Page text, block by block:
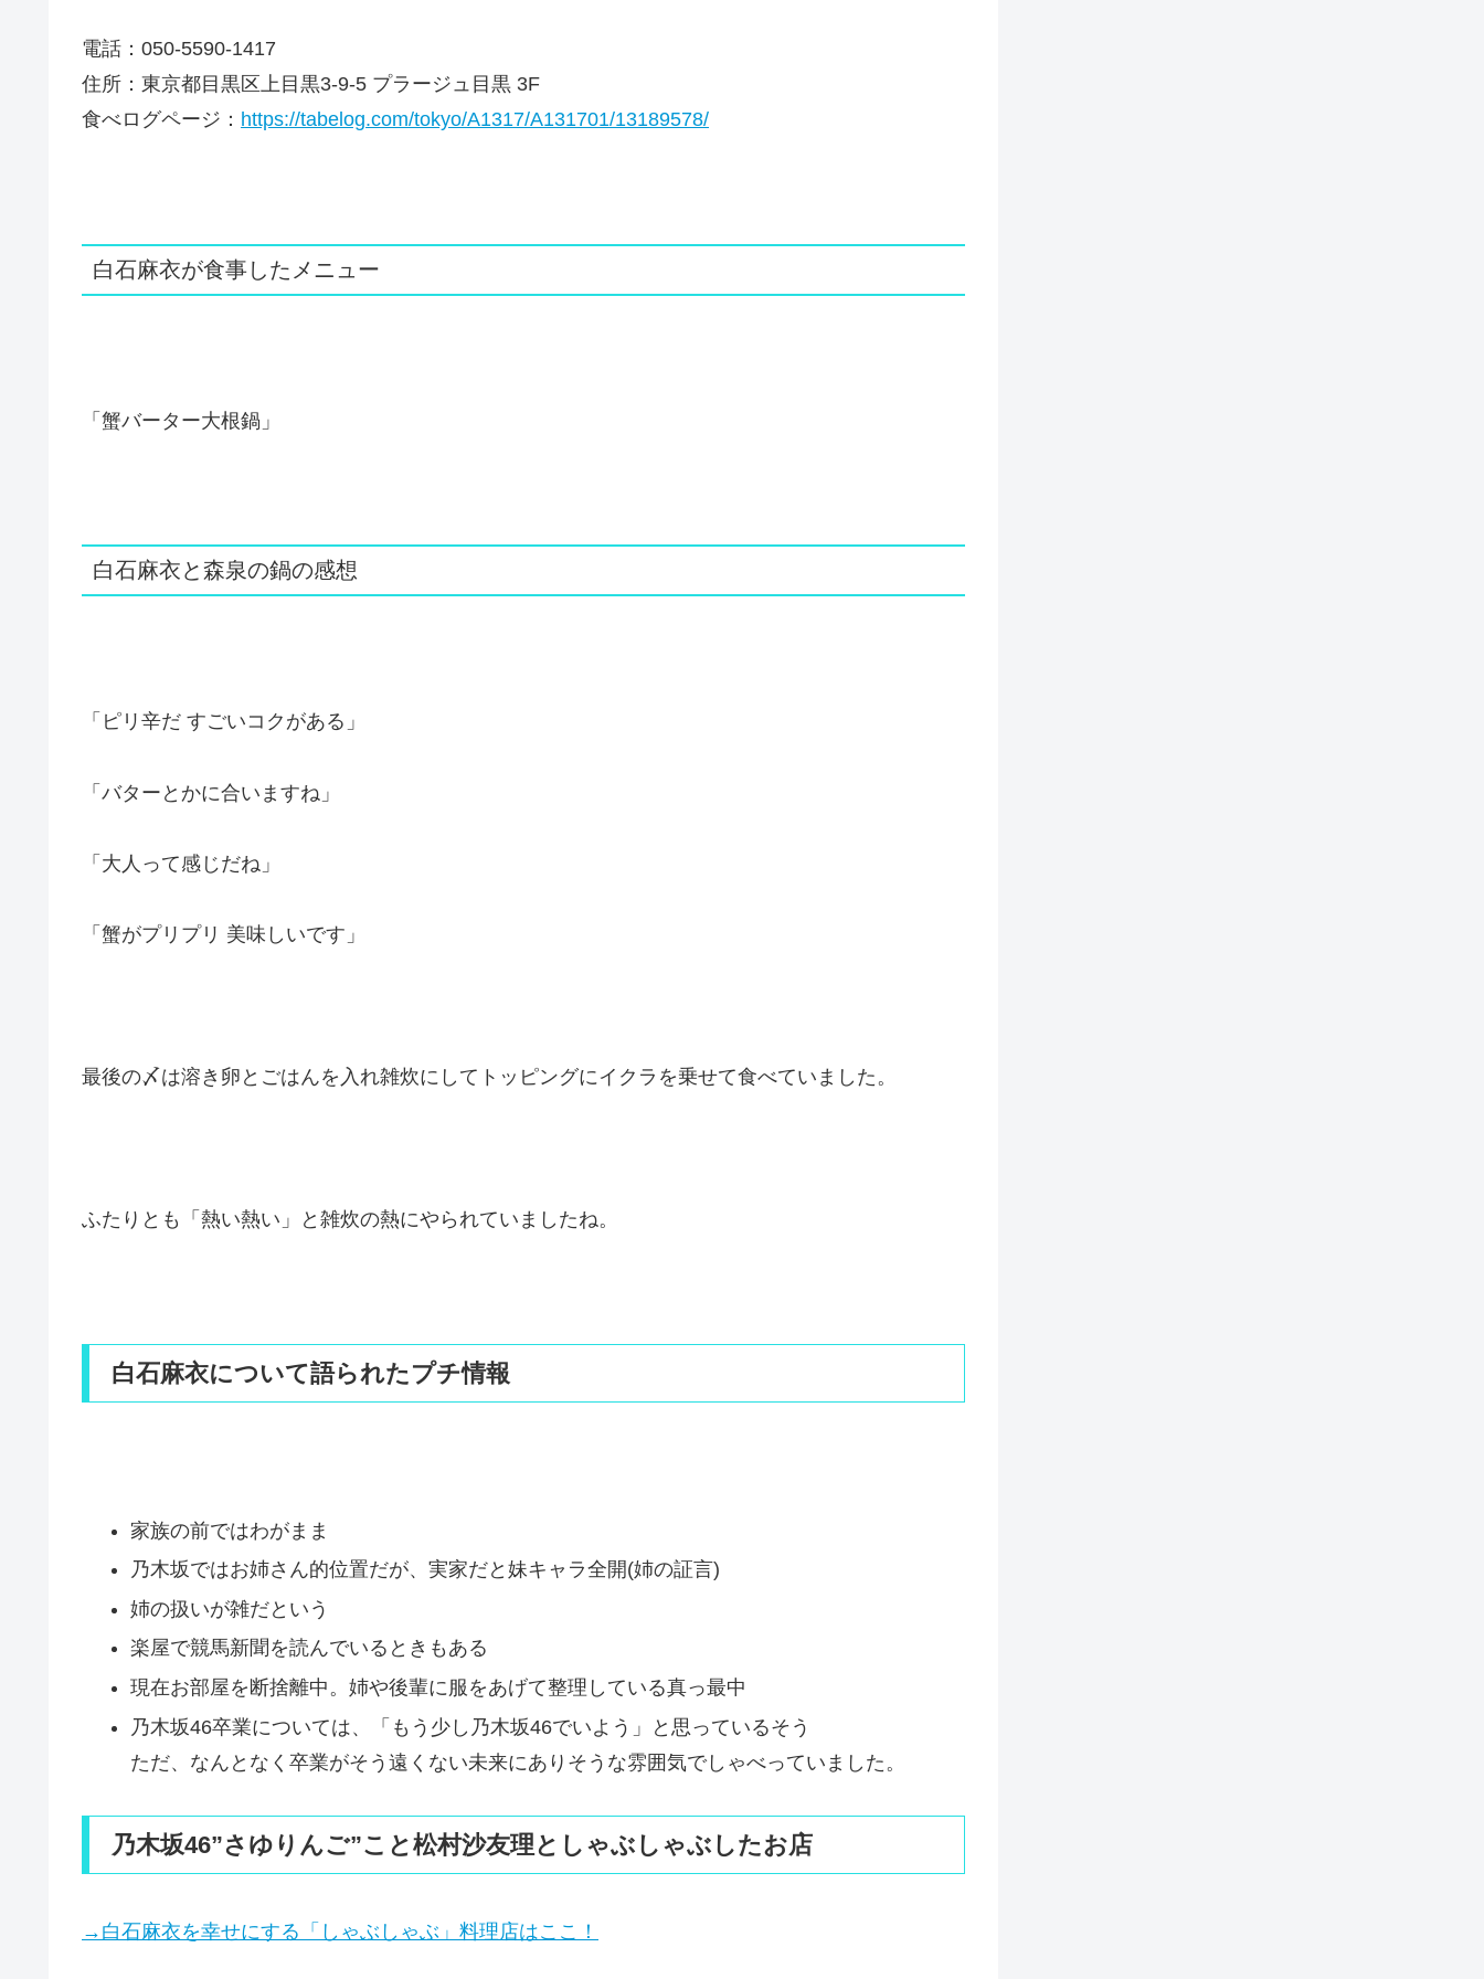
電話：050-5590-1417
住所：東京都目黒区上目黒3-9-5 プラージュ目黒 3F
食べログページ： https://tabelog.com/tokyo/A1317/A131701/13189578/
白石麻衣が食事したメニュー
「蟹バーター大根鍋」
白石麻衣と森泉の鍋の感想
「ピリ辛だ すごいコクがある」
「バターとかに合いますね」
「大人って感じだね」
「蟹がプリプリ 美味しいです」
最後の〆は溶き卵とごはんを入れ雑炊にしてトッピングにイクラを乗せて食べていました。
ふたりとも「熱い熱い」と雑炊の熱にやられていましたね。
白石麻衣について語られたプチ情報
家族の前ではわがまま
乃木坂ではお姉さん的位置だが、実家だと妹キャラ全開(姉の証言)
姉の扱いが雑だという
楽屋で競馬新聞を読んでいるときもある
現在お部屋を断捨離中。姉や後輩に服をあげて整理している真っ最中
乃木坂46卒業については、「もう少し乃木坂46でいよう」と思っているそう
ただ、なんとなく卒業がそう遠くない未来にありそうな雰囲気でしゃべっていました。
乃木坂46”さゆりんご”こと松村沙友理としゃぶしゃぶしたお店
→白石麻衣を幸せにする「しゃぶしゃぶ」料理店はここ！